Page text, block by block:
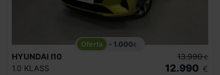
- 1.000€
HYUNDAI I10
1.0 KLASS
13.990 €
12.990 €